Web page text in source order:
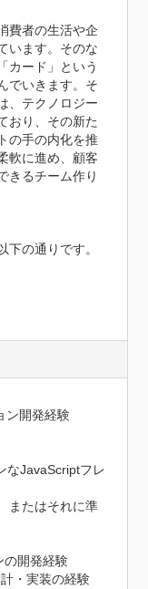
費者の生活や企
います。そのな
カード」という
でいきます。そ
、テクノロジー
おり、その新た
の手の内化を推
軟に進め、顧客
きるチーム作り
下の通りです。
ン開発経験
なJavaScriptフレ
またはそれに準
の開発経験
・実装の経験